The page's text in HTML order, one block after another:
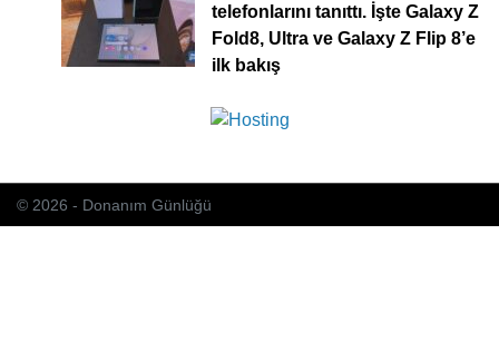
telefonlarını tanıttı. İşte Galaxy Z
Fold8, Ultra ve Galaxy Z Flip 8’e
ilk bakış
© 2026 - Donanım Günlüğü